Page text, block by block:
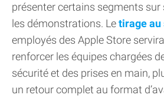
présenter certains segments sur
les démonstrations. Letirage au
employés des Apple Store
renforcer les équipes chargées
sécurité et des prises en main,
un retour complet au format